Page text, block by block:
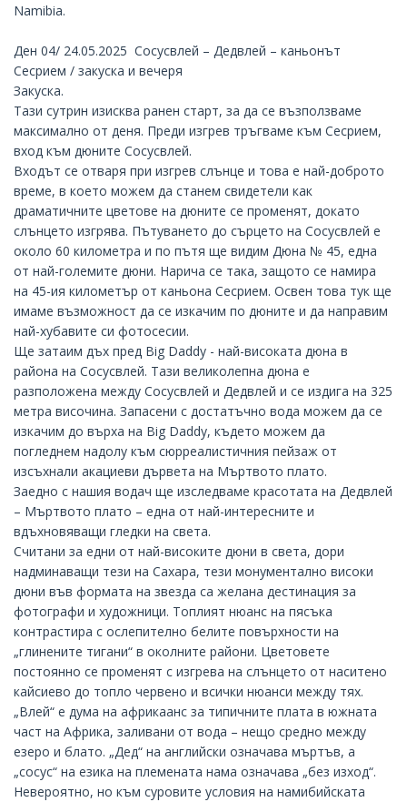
Namibia.
Ден 04/ 24.05.2025 Сосусвлей – Дедвлей – каньонът
Сесрием / закуска и вечеря
Закуска.
Тази сутрин изисква ранен старт, за да се възползваме
максимално от деня. Преди изгрев тръгваме към Сесрием,
вход към дюните Сосусвлей.
Входът се отваря при изгрев слънце и това е най-доброто
време, в което можем да станем свидетели как
драматичните цветове на дюните се променят, докато
слънцето изгрява. Пътуването до сърцето на Сосусвлей е
около 60 километра и по пътя ще видим Дюна № 45, една
от най-големите дюни. Нарича се така, защото се намира
на 45-ия километър от каньона Сесрием. Освен това тук ще
имаме възможност да се изкачим по дюните и да направим
най-хубавите си фотосесии.
Ще затаим дъх пред Big Daddy - най-високата дюна в
района на Сосусвлей. Тази великолепна дюна е
разположена между Сосусвлей и Дедвлей и се издига на 325
метра височина. Запасени с достатъчно вода можем да се
изкачим до върха на Big Daddy, където можем да
погледнем надолу към сюрреалистичния пейзаж от
изсъхнали акациеви дървета на Мъртвото плато.
Заедно с нашия водач ще изследваме красотата на Дедвлей
– Мъртвото плато – една от най-интересните и
вдъхновяващи гледки на света.
Считани за едни от най-високите дюни в света, дори
надминаващи тези на Сахара, тези монументално високи
дюни във формата на звезда са желана дестинация за
фотографи и художници. Топлият нюанс на пясъка
контрастира с ослепително белите повърхности на
„глинените тигани“ в околните райони. Цветовете
постоянно се променят с изгрева на слънцето от наситено
кайсиево до топло червено и всички нюанси между тях.
„Влей“ е дума на африкаанс за типичните плата в южната
част на Африка, заливани от вода – нещо средно между
езеро и блато. „Дед“ на английски означава мъртъв, а
„сосус“ на езика на племената нама означава „без изход“.
Невероятно, но към суровите условия на намибийската